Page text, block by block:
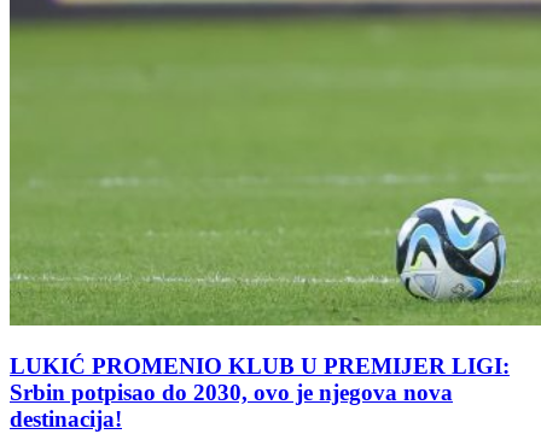
LUKIĆ PROMENIO KLUB U PREMIJER LIGI:
Srbin potpisao do 2030, ovo je njegova nova
destinacija!